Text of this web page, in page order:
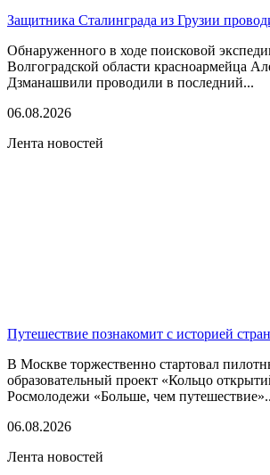
Защитника Сталинграда из Грузии
Обнаруженного в ходе поисковой
Волгоградской области красноармейца
Дзманашвили проводили в последний...
06.08.2026
Лента новостей
Путешествие познакомит с историей
В Москве торжественно стартовал
образовательный проект «Кольцо
Росмолодежи «Больше, чем
06.08.2026
Лента новостей